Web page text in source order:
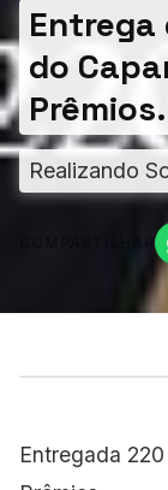
Entrega
do
Prêmios.
Realizando
COMPARTILHAR
Entregada